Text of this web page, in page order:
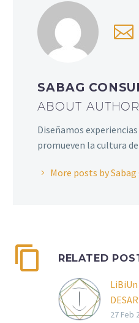
SABAG
ABOUT AUTHOR
Diseñamos
promueven la cultura
More posts by
RELATED
27 Feb